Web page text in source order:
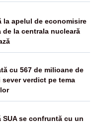
la apelul de economisire
de la centrala nucleară
cu 567 de milioane de
verdict pe tema
SUA se confruntă cu un